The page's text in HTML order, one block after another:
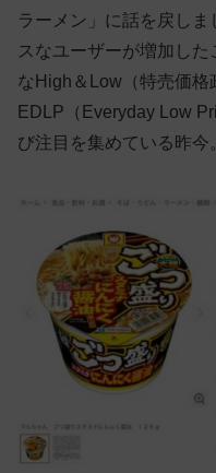
ラーメン」に話を戻し
スなユーザーが増加し
なHigh＆Low（特売価格
EDLP（Everyday Low
び注目を集めている昨今